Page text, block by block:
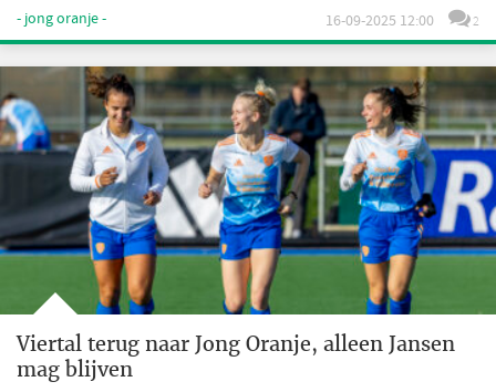
- jong oranje - 16-09-2025 12:00 2
Viertal terug naar Jong Oranje, alleen Jansen
mag blijven